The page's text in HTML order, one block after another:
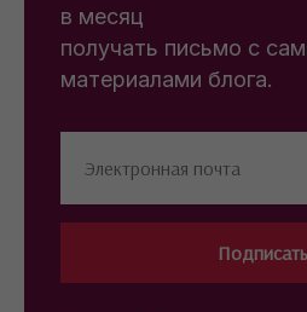
в месяц
получать письмо с
материалами блога.